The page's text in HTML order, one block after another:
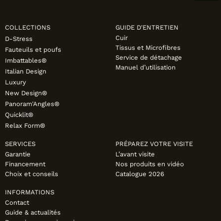
Voir tous les produits et collections
COLLECTIONS
D-Stress
Fauteuils et poufs
Imbattables®
Italian Design
Luxury
New Design®
Panoram'Angles®
Quicklit®
Relax Form®
GUIDE D'ENTRETIEN
Cuir
Tissus et Microfibres
Service de détachage
Manuel d’utilisation
SERVICES
Garantie
Financement
Choix et conseils
PRÉPAREZ VOTRE VISITE
L’avant visite
Nos produits en vidéo
Catalogue 2026
INFORMATIONS
Contact
Guide & actualités